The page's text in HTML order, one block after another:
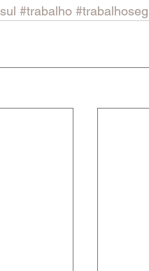
#trabalho